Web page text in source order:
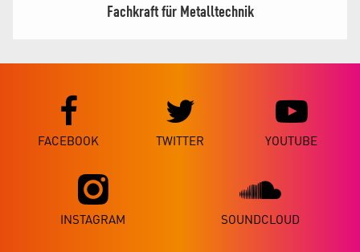
Fachkraft für Metalltechnik
Social Media Links
FACEBOOK TWITTER YOUTUBE
INSTAGRAM SOUNDCLOUD